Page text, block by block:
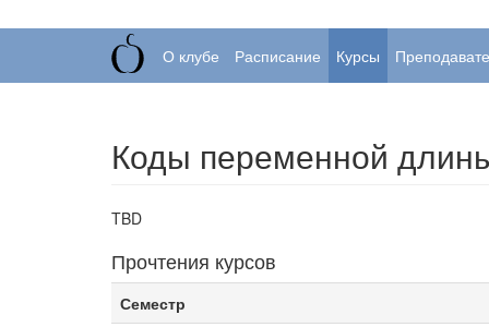
О клубе Расписание Курсы
Коды переменной
TBD
Прочтения курсов
Семестр